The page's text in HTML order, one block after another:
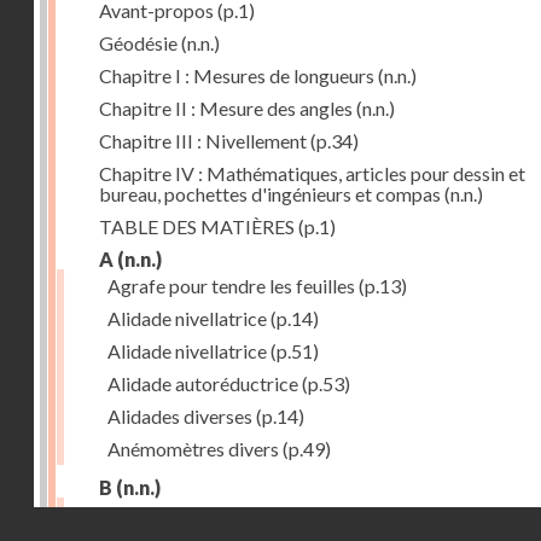
Avant-propos (p.1)
Géodésie(n.n.)
Chapitre I : Mesures de longueurs (n.n.)
Chapitre II : Mesure des angles (n.n.)
Chapitre III : Nivellement(p.34)
Chapitre IV : Mathématiques, articles pour dessin et
bureau, pochettes d'ingénieurs et compas (n.n.)
TABLE DES MATIÈRES (p.1)
A (n.n.)
Agrafe pour tendre les feuilles (p.13)
Alidade nivellatrice(p.14)
Alidade nivellatrice(p.51)
Alidade autoréductrice(p.53)
Alidades diverses (p.14)
Anémomètres divers (p.49)
B (n.n.)
Barème graphique(p.53)